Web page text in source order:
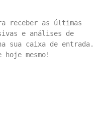
receber as últimas
e análises de
sua caixa de entrada.
hoje mesmo!